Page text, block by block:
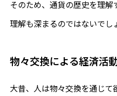
そのため、通貨の歴史を理解
理解も深まるのではないでし
物々交換による経済活
大昔、人は物々交換を通じて